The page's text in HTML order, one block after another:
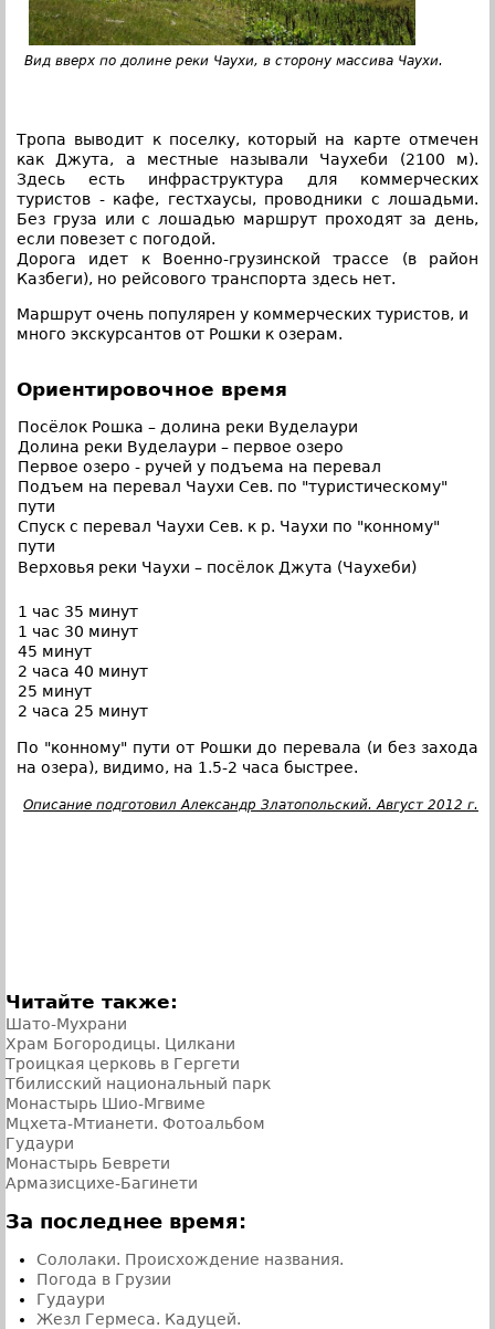
Вид вверх по долине реки Чаухи, в сторону массива Чаухи.
Тропа выводит к поселку, который на карте отмечен
как Джута, а местные называли Чаухеби (2100 м).
Здесь есть инфраструктура для коммерческих
туристов - кафе, гестхаусы, проводники с лошадьми.
Без груза или с лошадью маршрут проходят за день,
если повезет с погодой.
Дорога идет к Военно-грузинской трассе (в район
Казбеги), но рейсового транспорта здесь нет.
Маршрут очень популярен у коммерческих туристов, и
много экскурсантов от Рошки к озерам.
Ориентировочное время
Посёлок Рошка – долина реки Вуделаури
Долина реки Вуделаури – первое озеро
Первое озеро - ручей у подъема на перевал
Подъем на перевал Чаухи Сев. по "туристическому"
пути
Спуск с перевал Чаухи Сев. к р. Чаухи по "конному"
пути
Верховья реки Чаухи – посёлок Джута (Чаухеби)
1 час 35 минут
1 час 30 минут
45 минут
2 часа 40 минут
25 минут
2 часа 25 минут
По "конному" пути от Рошки до перевала (и без захода
на озера), видимо, на 1.5-2 часа быстрее.
Описание подготовил Александр Златопольский. Август 2012 г.
Читайте также:
Шато-Мухрани
Храм Богородицы. Цилкани
Троицкая церковь в Гергети
Тбилисский национальный парк
Монастырь Шио-Мгвиме
Мцхета-Мтианети. Фотоальбом
Гудаури
Монастырь Беврети
Армазисцихе-Багинети
За последнее время:
Сололаки. Происхождение названия.
Погода в Грузии
Гудаури
Жезл Гермеса. Кадуцей.